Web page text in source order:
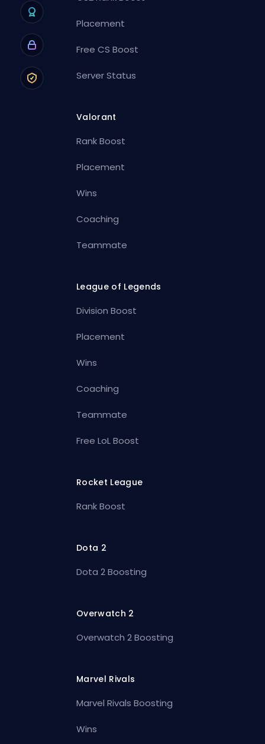
Placement
Free CS Boost
Server Status
Valorant
Rank Boost
Placement
Wins
Coaching
Teammate
League of Legends
Division Boost
Placement
Wins
Coaching
Teammate
Free LoL Boost
Rocket League
Rank Boost
Dota 2
Dota 2 Boosting
Overwatch 2
Overwatch 2 Boosting
Marvel Rivals
Marvel Rivals Boosting
Wins